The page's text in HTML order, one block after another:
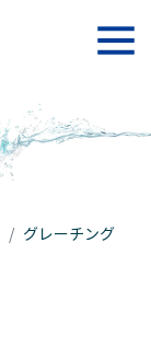
グレーチング